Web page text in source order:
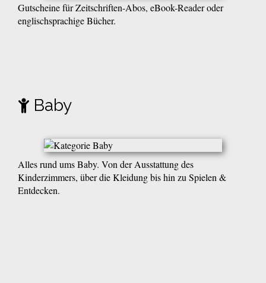
Gutscheine für Zeitschriften-Abos, eBook-Reader oder
englischsprachige Bücher.
Baby
Alles rund ums Baby. Von der Ausstattung des
Kinderzimmers, über die Kleidung bis hin zu Spielen &
Entdecken.